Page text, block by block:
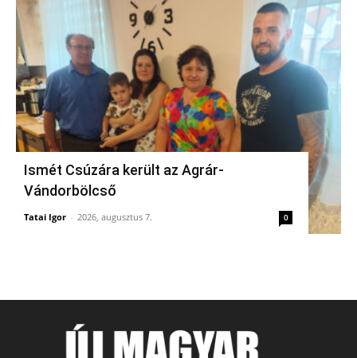
Ismét Csúzára került az Agrár-
Vándorbölcső
Tatai Igor - 2026, augusztus 7. 0